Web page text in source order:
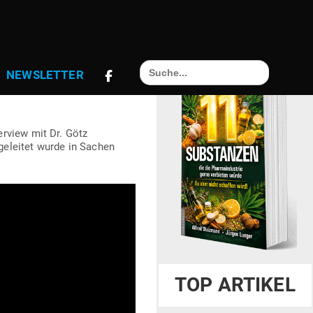
NEWS­LETTER
Search
for:
mit Dr. Götz
wurde in Sachen
TOP ARTIKEL